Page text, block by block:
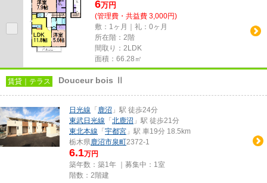
6万円
(管理費・共益費 3,000円)
敷：1ヶ月｜礼：0ヶ月
所在階：2階
間取り：2LDK
面積：66.28㎡
賃貸｜テラス Douceur bois Ⅱ
日光線 「 鹿沼 」駅 徒歩24分
東武日光線 「 北鹿沼 」駅 徒歩21分
東北本線 「 宇都宮 」駅 車19分 18.5km
栃木県鹿沼市泉町2372-1
6.1万円
築年数：築1年 ｜募集中： 1室
階数：2階建